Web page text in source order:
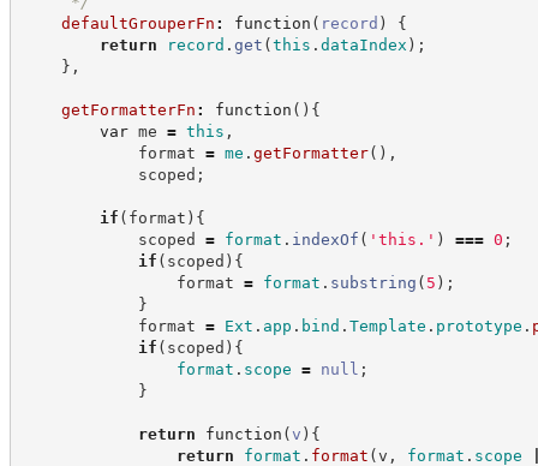
defaultGrouperFn : function ( record )
{
return
record . get (this . dataIndex ) ;
} ,
getFormatterFn : function ( ) {
var me = this ,
format = me . getFormatter( ) ,
scoped ;
if ( format ) {
scoped = format . indexOf ( ' this. ' ) === 0 ;
if ( scoped ) {
format = format . substring ( 5 ) ;
}
format = Ext . app . bind . Template . prototype .
if ( scoped ) {
format . scope = null ;
}
return function (v ) {
return
format . format (v , format . scope